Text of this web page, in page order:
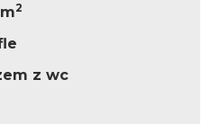
2
z wc